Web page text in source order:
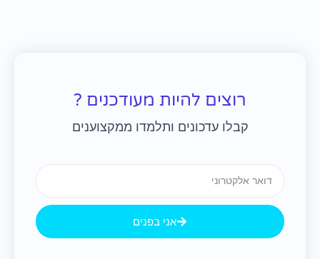
רוצים להיות מעודכנים ?
קבלו עדכונים ותלמדו ממקצוענים
אני בפנים